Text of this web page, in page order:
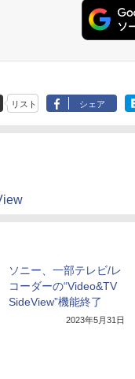
リスト シェア
ソニー、一部テレビ/レ
コーダーの“Video&TV
SideView”機能終了
2023年5月31日